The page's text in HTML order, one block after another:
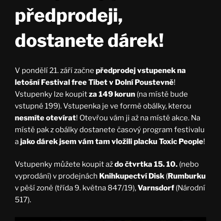
předprodeji,
dostanete dárek!
V pondělí 21. září začne předprodej vstupenek na
letošní Festival free Tibet v Dolní Poustevně!
Vstupenky lze koupitza 149 korun (na místě bude
vstupné 199). Vstupenka je ve formě obálky, kterou
nesmíte otevírat! Otevřou vám ji až na místě akce. Na
místě pak z obálky dostanete časový program festivalu
ajako dárek jsem vám tam vložili placku Toxic People!
Vstupenky můžete koupit aždo čtvrtka 15. 10. (nebo
vyprodání) v prodejnách Knihkupectví Disk (Rumburku
v pěší zoně (třída 9. května 847/19),Varnsdorf (Národní
517).